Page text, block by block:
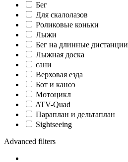
Бег
Для скалолазов
Роликовые коньки
Лыжи
Бег на длинные дистанции
Лыжная доска
сани
Верховая езда
Бот и каноэ
Мотоцикл
ATV-Quad
Параплан и дельтаплан
Sightseeing
Advanced filters